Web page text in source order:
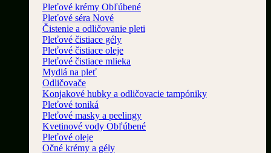
Pleťové krémy
Pleťové séra
Čistenie a odličovanie pleti
Pleťové čistiace gély
Pleťové čistiace oleje
Pleťové čistiace mlieka
Mydlá na pleť
Odličovače
Konjakové hubky a odličovacie tampóniky
Pleťové toniká
Pleťové masky a peelingy
Kvetinové vody
Pleťové oleje
Očné krémy a gély